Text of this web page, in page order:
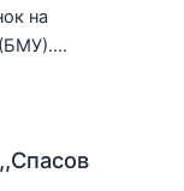
на
(БМУ).…